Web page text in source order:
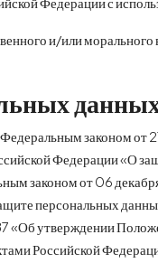
и/или
законом
Федерации «О
законом от 06
персональных
утверждении
Российской